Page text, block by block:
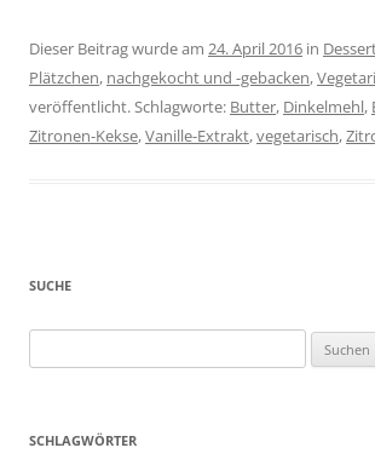
Dieser Beitrag wurde am 24. April 2016 in
Plätzchen, nachgekocht und -gebacken,
veröffentlicht. Schlagworte: Butter, Dinkelmehl,
Zitronen-Kekse,Vanille-Extrakt,vegetarisch,
SUCHE
nach:
SCHLAGWÖRTER